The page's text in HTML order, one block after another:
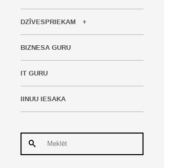
DZĪVESPRIEKAM
BIZNESA GURU
IT GURU
IINUU IESAKA